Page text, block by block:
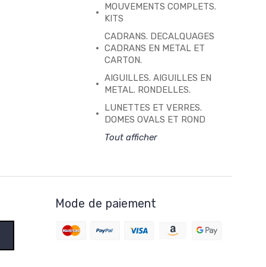
MOUVEMENTS COMPLETS.
KITS
CADRANS. DECALQUAGES
CADRANS EN METAL ET
CARTON.
AIGUILLES. AIGUILLES EN
METAL. RONDELLES.
LUNETTES ET VERRES.
DOMES OVALS ET ROND
Tout afficher
Mode de paiement